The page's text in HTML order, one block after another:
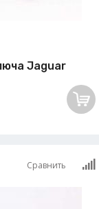
Jaguar
Сравнить